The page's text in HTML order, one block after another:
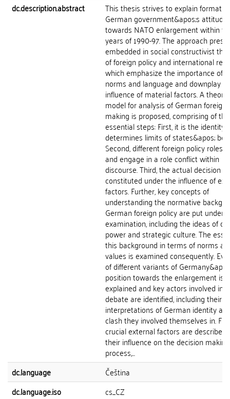
dc.description.abstract
This thesis strives to explain
German government&apos;s attitude
towards NATO enlargement within
years of 1990-97. The approach
embedded in social constructivist
of foreign policy and international
which emphasize the importance of
norms and language and downplay
influence of material factors. A
model for analysis of German foreign
making is proposed, comprising of
essential steps: First, it is the identity
determines limits of states&apos;
Second, different foreign policy roles
and engage in a role conflict within
discourse. Third, the actual decision is
constituted under the influence of
factors. Further, key concepts of
understanding the normative
German foreign policy are put under
examination, including the ideas of
power and strategic culture. The
this background in terms of norms
values is examined consequently.
of different variants of
position towards the enlargement
explained and key actors involved in
debate are identified, including their
interpretations of German identity
clash they involved themselves in.
crucial external factors are described
their influence on the decision making
process,...
dc.language
Čeština
dc.language.iso
cs_CZ